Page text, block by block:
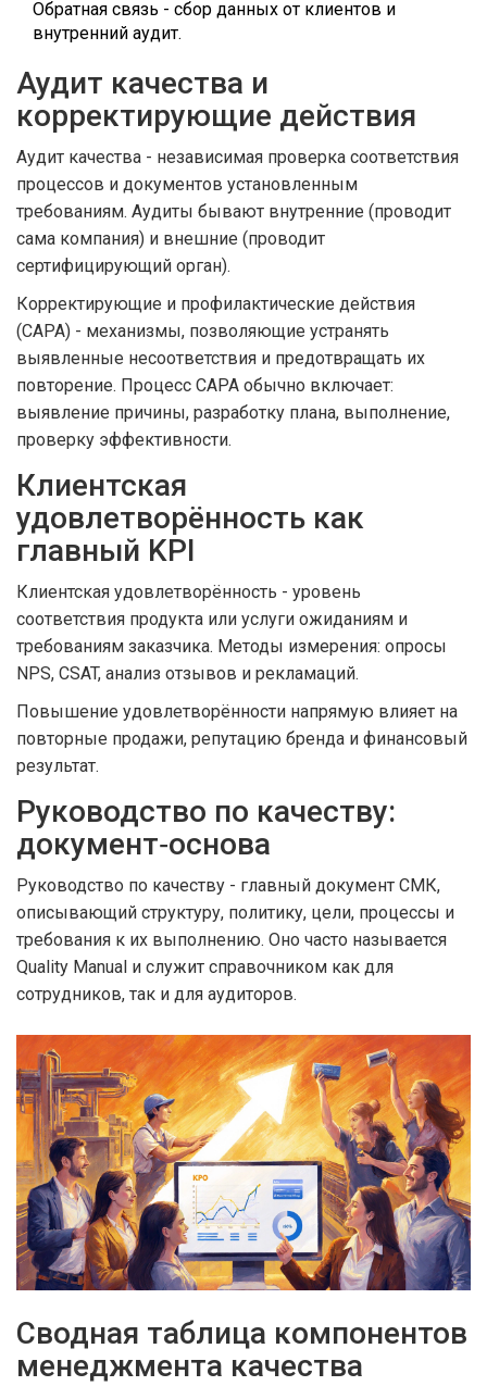
Обратная связь - сбор данных от клиентов и
внутренний аудит.
Аудит качества и
корректирующие действия
Аудит качества - независимая проверка соответствия
процессов и документов установленным
требованиям. Аудиты бывают внутренние (проводит
сама компания) и внешние (проводит
сертифицирующий орган).
Корректирующие и профилактические действия
(CAPA) - механизмы, позволяющие устранять
выявленные несоответствия и предотвращать их
повторение. Процесс CAPA обычно включает:
выявление причины, разработку плана, выполнение,
проверку эффективности.
Клиентская
удовлетворённость как
главный KPI
Клиентская удовлетворённость - уровень
соответствия продукта или услуги ожиданиям и
требованиям заказчика. Методы измерения: опросы
NPS, CSAT, анализ отзывов и рекламаций.
Повышение удовлетворённости напрямую влияет на
повторные продажи, репутацию бренда и финансовый
результат.
Руководство по качеству:
документ‑основа
Руководство по качеству - главный документ СМК,
описывающий структуру, политику, цели, процессы и
требования к их выполнению. Оно часто называется
Quality Manual и служит справочником как для
сотрудников, так и для аудиторов.
Сводная таблица компонентов
менеджмента качества